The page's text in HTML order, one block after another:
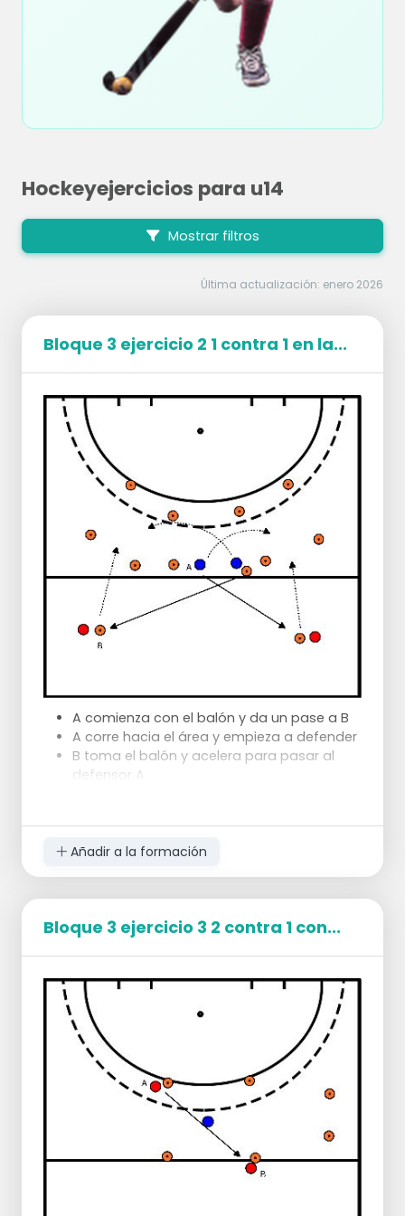
Hockeyejercicios para u14
Mostrar filtros
Última actualización: enero 2026
Bloque 3 ejercicio 2 1 contra 1 en la...
A comienza con el balón y da un pase a B
A corre hacia el área y empieza a defender
B toma el balón y acelera para pasar al
defensor A
Mantenga su velocidad
Ya ha pensado en lo que va a hacer
oponente hacia el exterior
Añadir a la formación
Bloque 3 ejercicio 3 2 contra 1 con...